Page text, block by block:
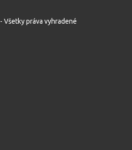
- Všetky práva vyhradené